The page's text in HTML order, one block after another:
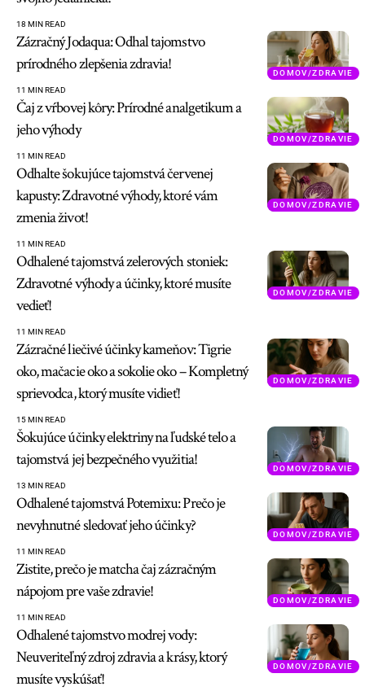
18 MIN READ
DOMOV/ZDRAVIE
Zázračný Jodaqua: Odhal tajomstvo
prírodného zlepšenia zdravia!
11 MIN READ
DOMOV/ZDRAVIE
Čaj z vŕbovej kôry: Prírodné analgetikum a
jeho výhody
11 MIN READ
DOMOV/ZDRAVIE
Odhalte šokujúce tajomstvá červenej
kapusty: Zdravotné výhody, ktoré vám
zmenia život!
11 MIN READ
DOMOV/ZDRAVIE
Odhalené tajomstvá zelerových stoniek:
Zdravotné výhody a účinky, ktoré musíte
vedieť!
11 MIN READ
DOMOV/ZDRAVIE
Zázračné liečivé účinky kameňov: Tigrie
oko, mačacie oko a sokolie oko – Kompletný
sprievodca, ktorý musíte vidieť!
15 MIN READ
DOMOV/ZDRAVIE
Šokujúce účinky elektriny na ľudské telo a
tajomstvá jej bezpečného využitia!
13 MIN READ
DOMOV/ZDRAVIE
Odhalené tajomstvá Potemixu: Prečo je
nevyhnutné sledovať jeho účinky?
11 MIN READ
DOMOV/ZDRAVIE
Zistite, prečo je matcha čaj zázračným
nápojom pre vaše zdravie!
11 MIN READ
DOMOV/ZDRAVIE
Odhalené tajomstvo modrej vody:
Neuveriteľný zdroj zdravia a krásy, ktorý
musíte vyskúšať!